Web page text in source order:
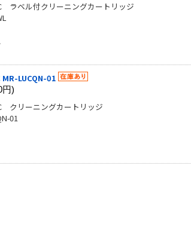
ベル付クリーニングカートリッジ
LUCQN-01
円)
リーニングカートリッジ
01